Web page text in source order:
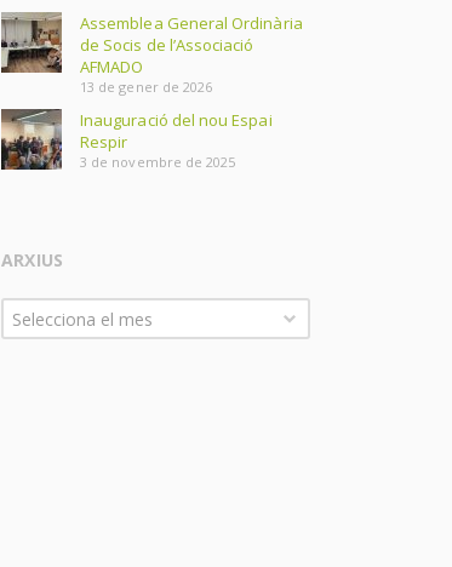
Assemblea General Ordinària
de Socis de l’Associació
AFMADO
13 de gener de 2026
Inauguració del nou Espai
Respir
3 de novembre de 2025
ARXIUS
Arxius
Selecciona el mes